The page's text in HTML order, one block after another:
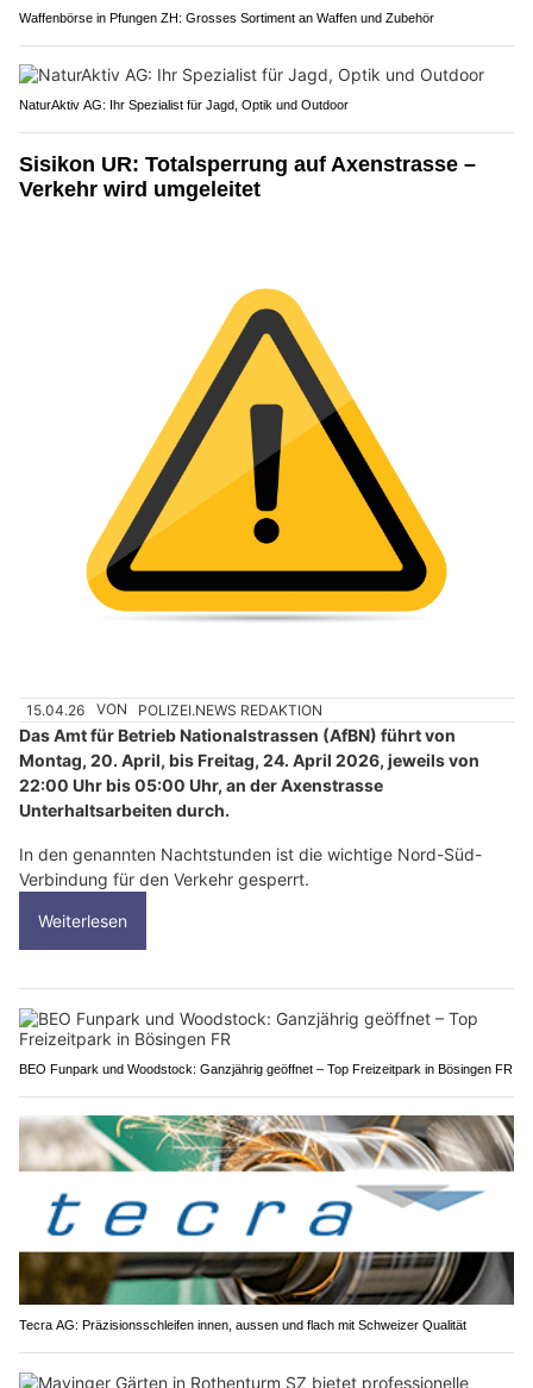
Waffenbörse in Pfungen ZH: Grosses Sortiment an Waffen und Zubehör
NaturAktiv AG: Ihr Spezialist für Jagd, Optik und Outdoor
Sisikon UR: Totalsperrung auf Axenstrasse –
Verkehr wird umgeleitet
15.04.26 VON POLIZEI.NEWS REDAKTION
Das Amt für Betrieb Nationalstrassen (AfBN) führt von
Montag, 20. April, bis Freitag, 24. April 2026, jeweils von
22:00 Uhr bis 05:00 Uhr, an der Axenstrasse
Unterhaltsarbeiten durch.
In den genannten Nachtstunden ist die wichtige Nord-Süd-
Verbindung für den Verkehr gesperrt.
Weiterlesen
BEO Funpark und Woodstock: Ganzjährig geöffnet – Top Freizeitpark in Bösingen FR
Tecra AG: Präzisionsschleifen innen, aussen und flach mit Schweizer Qualität